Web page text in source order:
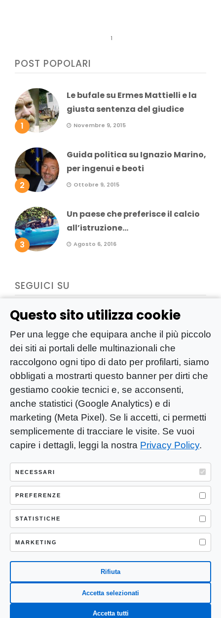
Questo sito utilizza cookie
Per una legge che equipara anche il più piccolo
dei siti ai portali delle multinazionali che
raccolgono ogni tipo di dato per profilarti, siamo
obbligati a mostrarti questo banner per dirti che
gestiamo cookie tecnici e, se acconsenti,
anche statistici (Google Analytics) e di
marketing (Meta Pixel). Se li accetti, ci permetti
semplicemente di tracciare le visite. Se vuoi
capire i dettagli, leggi la nostra Privacy Policy.
NECESSARI
PREFERENZE
STATISTICHE
MARKETING
Rifiuta
Accetta selezionati
Accetta tutti
1
POST POPOLARI
1
Le bufale su Ermes Mattielli e la
giusta sentenza del giudice
Novembre 9, 2015
2
Guida politica su Ignazio Marino,
per ingenui e beoti
Ottobre 9, 2015
3
Un paese che preferisce il calcio
all’istruzione...
Agosto 6, 2016
SEGUICI SU
YOU-ng Slow Journalism è una testata
giornalistica di proprietà di Mastino S.R.L.
Registrazione presso Trib. Santa Maria
Capua Vetere (CE) n° 900 del 31/01/2025 |
ISSN 3103-4683
P.IVA: 04755530617
Sede Legale: CASERTA – VIA LORENZO MARIA
NERONI 11 CAP 81100